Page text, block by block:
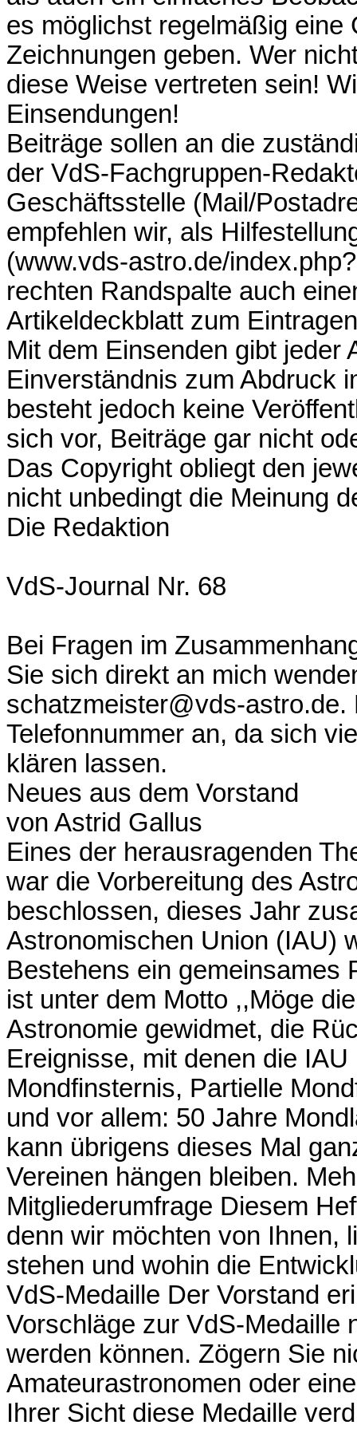
es möglichst regelmäßig eine
Zeichnungen geben. Wer
diese Weise vertreten sein!
Einsendungen!
Beiträge sollen an die
der VdS-Fachgruppen-
Geschäftsstelle (Mail/
empfehlen wir, als
(www.vds-astro.de/
rechten Randspalte auch
Artikeldeckblatt zum
Mit dem Einsenden gibt jeder
Einverständnis zum Abdruck
besteht jedoch keine
sich vor, Beiträge gar nicht
Das Copyright obliegt den
nicht unbedingt die Meinung
Die Redaktion
VdS-Journal Nr. 68
Bei Fragen im
Sie sich direkt an mich
schatzmeister@vds-astro.de.
Telefonnummer an, da sich
klären lassen.
Neues aus dem Vorstand
von Astrid Gallus
Eines der herausragenden
war die Vorbereitung des
beschlossen, dieses Jahr
Astronomischen Union (IAU)
Bestehens ein gemeinsames
ist unter dem Motto ,,Möge
Astronomie gewidmet, die
Ereignisse, mit denen die
Mondfinsternis, Partielle
und vor allem: 50 Jahre
kann übrigens dieses Mal
Vereinen hängen bleiben.
Mitgliederumfrage Diesem
denn wir möchten von Ihnen,
stehen und wohin die
VdS-Medaille Der Vorstand
Vorschläge zur VdS-Medaille
werden können. Zögern Sie
Amateurastronomen oder
Ihrer Sicht diese Medaille